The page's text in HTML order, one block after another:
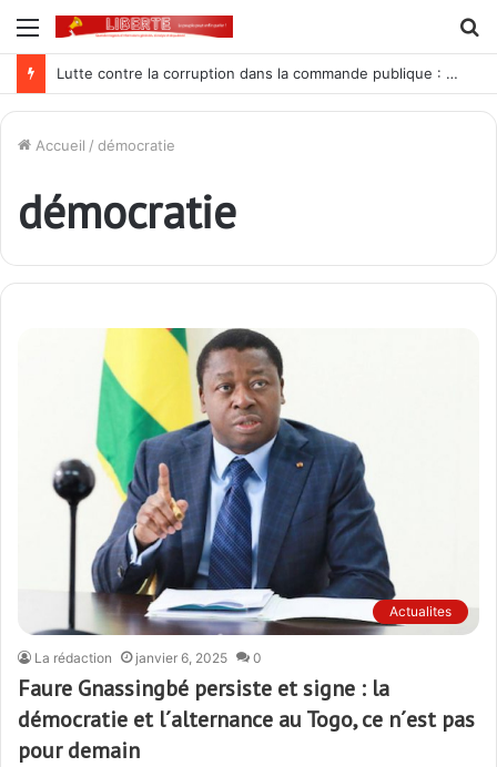
Menu
Lutte contre la corruption dans la commande publique : Qu’est-ce qui explique le silence du parquet général sur les dossiers de l’ARCOP?
Accueil / démocratie
démocratie
Actualites
La rédaction janvier 6, 2025 0
Faure Gnassingbé persiste et signe : la
démocratie et l´alternance au Togo, ce n´est pas
pour demain